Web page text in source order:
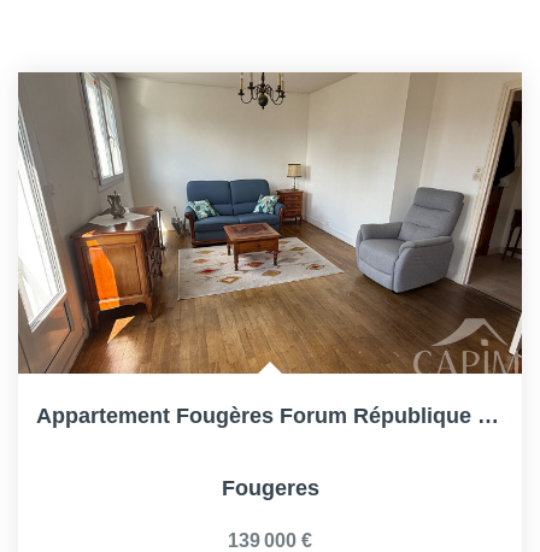
Appartement Fougères Forum République 3 Pièce(s) 65.88 M2-...
Fougeres
139 000 €